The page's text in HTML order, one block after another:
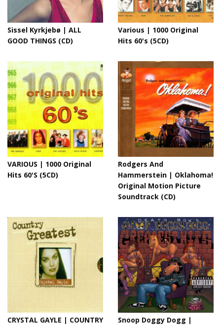
Sissel Kyrkjebø | ALL
GOOD THINGS (CD)
Various | 1000 Original
Hits 60's (5CD)
VARIOUS | 1000 Original
Hits 60'S (5CD)
Rodgers And
Hammerstein | Oklahoma!
Original Motion Picture
Soundtrack (CD)
CRYSTAL GAYLE | COUNTRY Snoop Doggy Dogg |